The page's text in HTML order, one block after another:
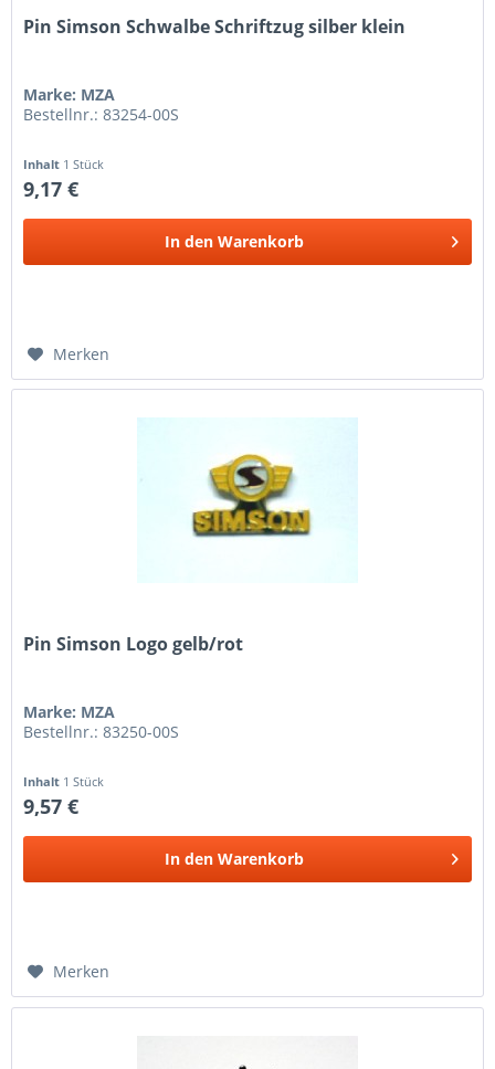
Pin Simson Schwalbe Schriftzug silber klein
Marke: MZA
Bestellnr.: 83254-00S
Inhalt 1 Stück
9,17 €
In den Warenkorb
Merken
Pin Simson Logo gelb/rot
Marke: MZA
Bestellnr.: 83250-00S
Inhalt 1 Stück
9,57 €
In den Warenkorb
Merken